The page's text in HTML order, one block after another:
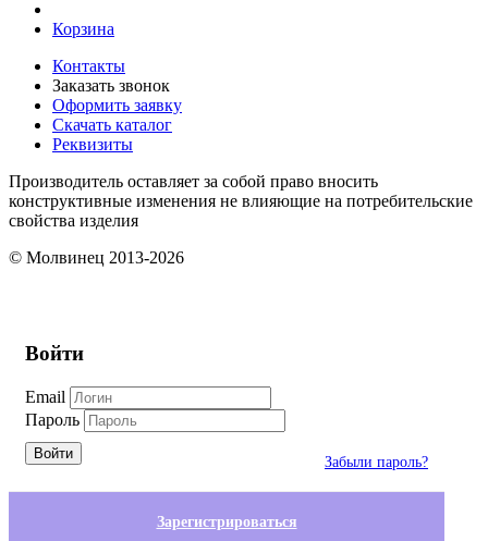
Корзина
Контакты
Заказать звонок
Оформить заявку
Скачать каталог
Реквизиты
Производитель оставляет за собой право вносить
конструктивные изменения не влияющие на потребительские
свойства изделия
© Молвинец 2013-2026
Войти
Email
Пароль
Войти
Забыли пароль?
Зарегистрироваться